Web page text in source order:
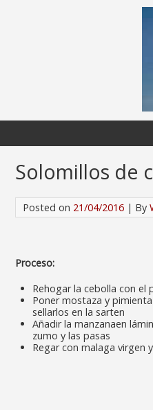
Solomillos de
Posted on 21/04/2016 | By
Proceso:
Rehogar la cebolla con el
Poner mostaza y
sellarlos en la sarten
Añadir la manzanaen
zumo y las pasas
Regar con malaga virgen